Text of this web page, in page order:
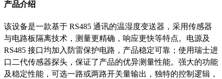
产品介绍
该设备是一款基于 RS485 通讯的温湿度变送器，采用传感器
与电路板隔离技术，测量更精确，响应更快等特点。电源及
RS485 接口均加入防雷保护电路，产品稳定可靠；使用瑞士进
口二代传感器探头，保证了产品的优异测量性能。强大的功能
及稳定性能，可选一路或两路开关量输出，独特的控制逻辑，